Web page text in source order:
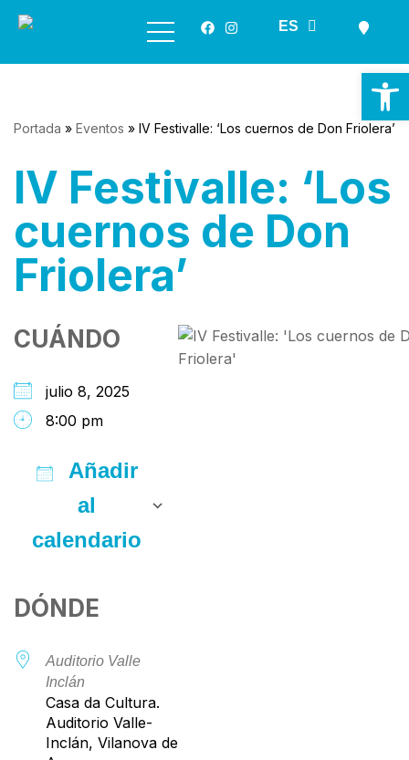
ES
EN
Portada » Eventos » IV Festivalle: ‘Los cuernos de Don Friolera’
IV Festivalle: ‘Los
cuernos de Don
Friolera’
CUÁNDO
julio 8, 2025
8:00 pm
Añadir
al
calendario
DÓNDE
Auditorio Valle
Inclán
Casa da Cultura.
Auditorio Valle-
Inclán, Vilanova de